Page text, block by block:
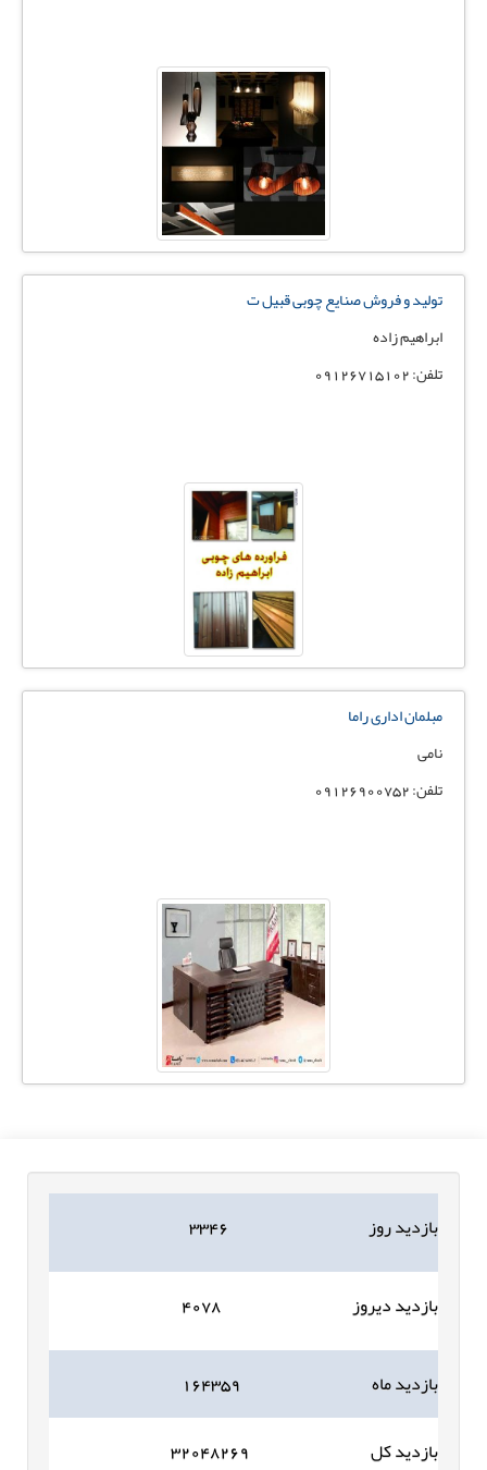
تولید و فروش صنایع چوبی قبیل ت
ابراهیم زاده
تلفن: 09126715102
مبلمان اداری راما
نامی
تلفن: 09126900752
بازدید روز ۳۳۴۶
بازدید دیروز ۴۰۷۸
بازدید ماه
۱۶۴۳۵۹
بازدید کل
۳۲۰۴۸۲۶۹